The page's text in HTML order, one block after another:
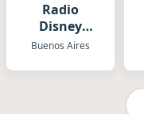
Radio
Disney
Argentina
Buenos Aires